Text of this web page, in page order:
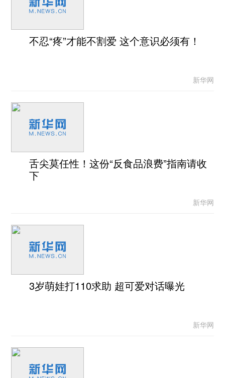
不忍“疼”才能不割爱 这个意识必须有！
新华网
舌尖莫任性！这份“反食品浪费”指南请收
下
新华网
3岁萌娃打110求助 超可爱对话曝光
新华网